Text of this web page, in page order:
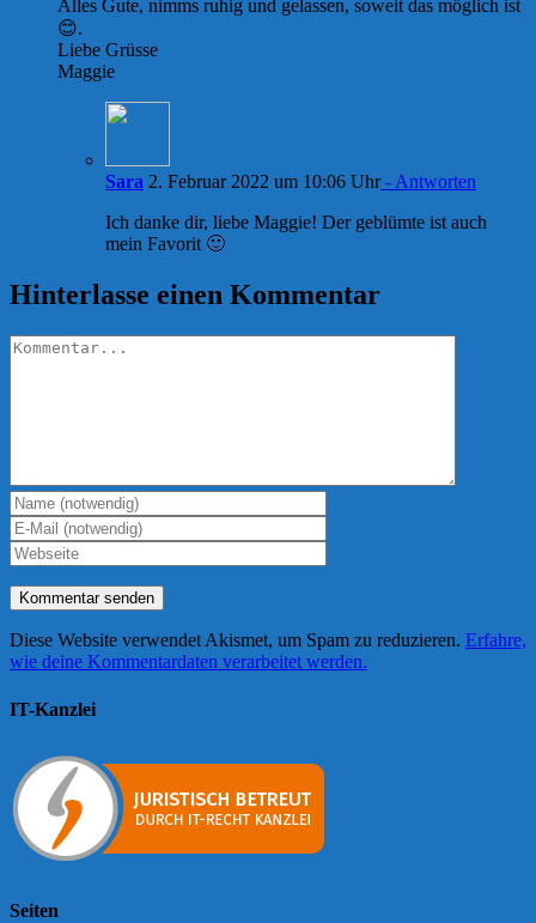
Alles Gute, nimms ruhig und gelassen, soweit das möglich ist
😊.
Liebe Grüsse
Maggie
Sara 2. Februar 2022 um 10:06 Uhr- Antworten
Ich danke dir, liebe Maggie! Der geblümte ist auch
mein Favorit 🙂
Hinterlasse einen Kommentar
Kommentar
Diese Website verwendet Akismet, um Spam zu reduzieren. Erfahre,
wie deine Kommentardaten verarbeitet werden.
IT-Kanzlei
Seiten